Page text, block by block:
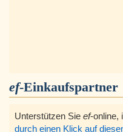
ef-Einkaufspartner
Unterstützen Sie ef-online,
durch einen Klick auf